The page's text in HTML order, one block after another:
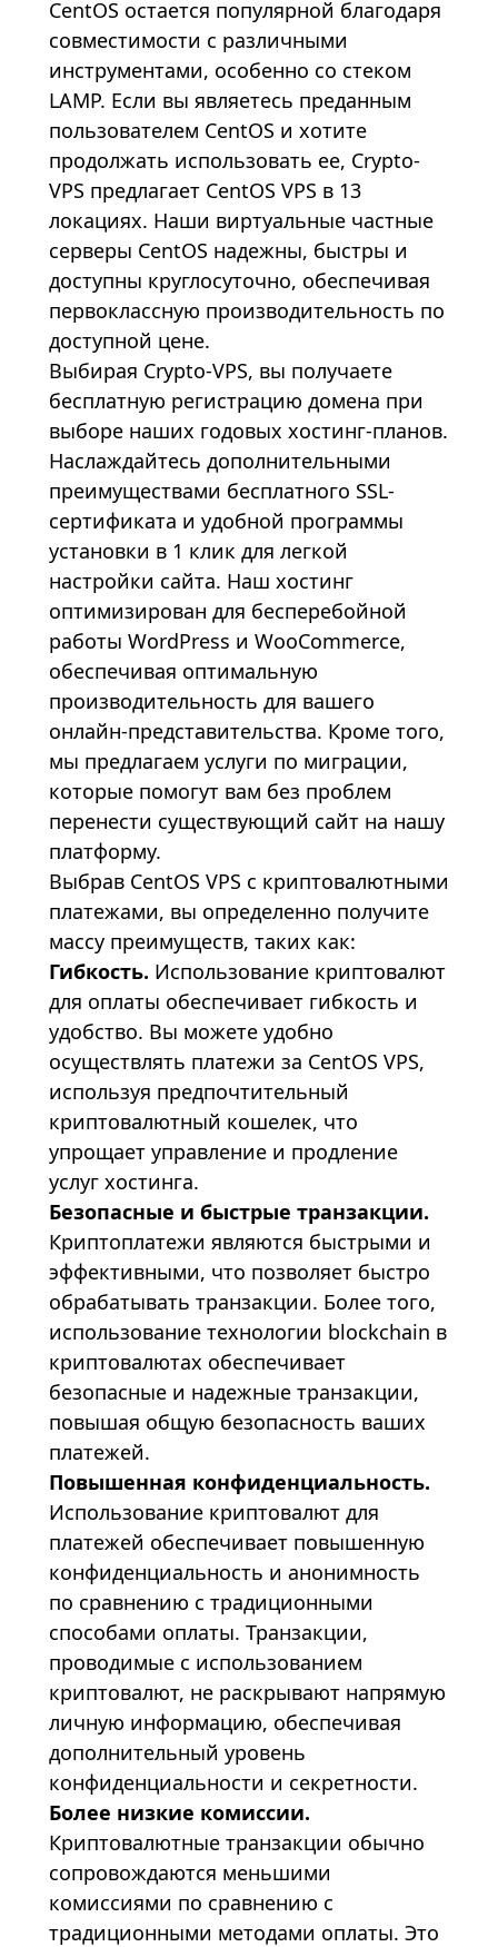
CentOS остается популярной благодаря
совместимости с различными
инструментами, особенно со стеком
LAMP. Если вы являетесь преданным
пользователем CentOS и хотите
продолжать использовать ее, Crypto-
VPS предлагает CentOS VPS в 13
локациях. Наши виртуальные частные
серверы CentOS надежны, быстры и
доступны круглосуточно, обеспечивая
первоклассную производительность по
доступной цене.
Выбирая Crypto-VPS, вы получаете
бесплатную регистрацию домена при
выборе наших годовых хостинг-планов.
Наслаждайтесь дополнительными
преимуществами бесплатного SSL-
сертификата и удобной программы
установки в 1 клик для легкой
настройки сайта. Наш хостинг
оптимизирован для бесперебойной
работы WordPress и WooCommerce,
обеспечивая оптимальную
производительность для вашего
онлайн-представительства. Кроме того,
мы предлагаем услуги по миграции,
которые помогут вам без проблем
перенести существующий сайт на нашу
платформу.
Выбрав CentOS VPS с криптовалютными
платежами, вы определенно получите
массу преимуществ, таких как:
Гибкость. Использование криптовалют
для оплаты обеспечивает гибкость и
удобство. Вы можете удобно
осуществлять платежи за CentOS VPS,
используя предпочтительный
криптовалютный кошелек, что
упрощает управление и продление
услуг хостинга.
Безопасные и быстрые транзакции.
Криптоплатежи являются быстрыми и
эффективными, что позволяет быстро
обрабатывать транзакции. Более того,
использование технологии blockchain в
криптовалютах обеспечивает
безопасные и надежные транзакции,
повышая общую безопасность ваших
платежей.
Повышенная конфиденциальность.
Использование криптовалют для
платежей обеспечивает повышенную
конфиденциальность и анонимность
по сравнению с традиционными
способами оплаты. Транзакции,
проводимые с использованием
криптовалют, не раскрывают напрямую
личную информацию, обеспечивая
дополнительный уровень
конфиденциальности и секретности.
Более низкие комиссии.
Криптовалютные транзакции обычно
сопровождаются меньшими
комиссиями по сравнению с
традиционными методами оплаты. Это